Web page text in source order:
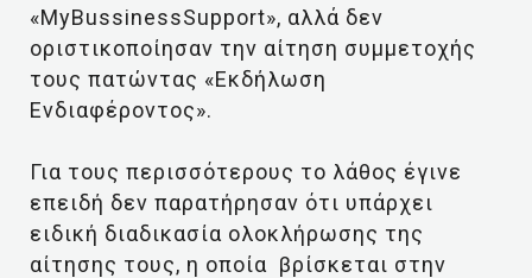
«MyBussinessSupport», αλλά δεν
οριστικοποίησαν την αίτηση συμμετοχής
τους πατώντας «Εκδήλωση
Ενδιαφέροντος».
Για τους περισσότερους το λάθος έγινε
επειδή δεν παρατήρησαν ότι υπάρχει
ειδική διαδικασία ολοκλήρωσης της
αίτησης τους, η οποία βρίσκεται στην